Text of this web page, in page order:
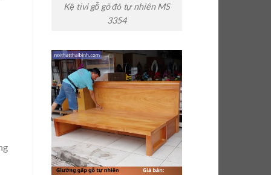
Kệ tivi gỗ gõ đỏ tự nhiên MS
3354